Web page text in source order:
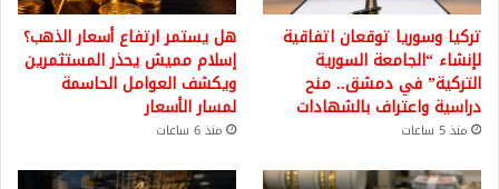
تركيا وسوريا توقعان اتفاقية
لإنشاء “الجامعة السورية
التركية” في دمشق.. منح
دراسية واعتراف بالشهادات
منذ 5 ساعات
هل يستمر ارتفاع أسعار الذهب؟
إسلام مميش يحذر المستثمرين
ويكشف العوامل الحاسمة
لمسار الأسعار
منذ 6 ساعات